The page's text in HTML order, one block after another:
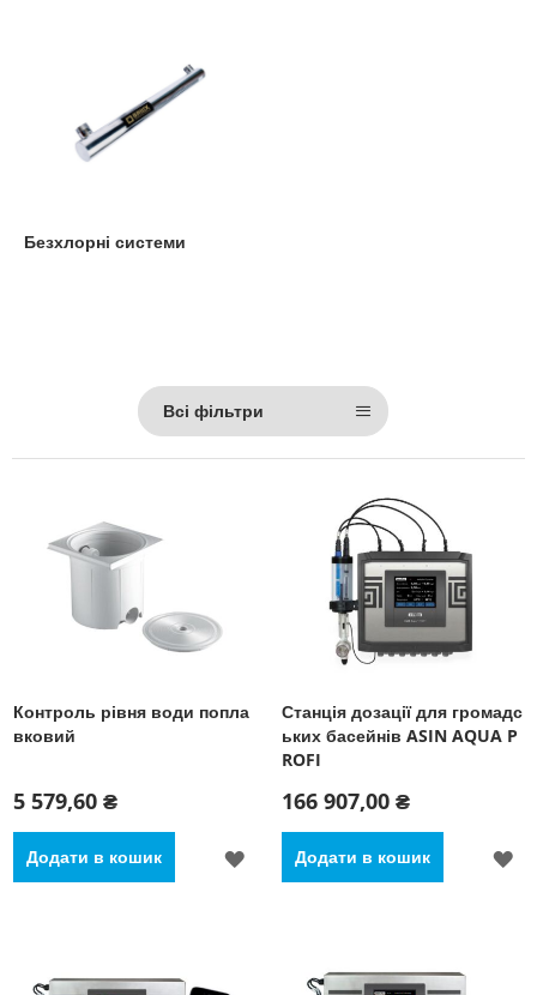
Безхлорні системи
Всі фільтри
Контроль рівня води попла
вковий
5 579,60 ₴
Додати в кошик
ДОДАТИ
БАЖАНЬ
Станція дозації для громадс
ьких басейнів ASIN AQUA P
ROFI
166 907,00 ₴
Додати в кошик